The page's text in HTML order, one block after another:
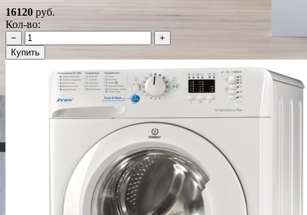
16120 руб.
Кол-во:
−
+
Купить